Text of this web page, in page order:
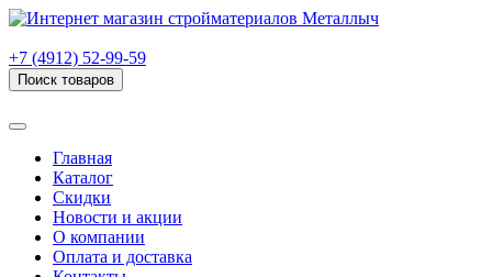
+7 (4912) 52-99-59
Поиск товаров
Главная
Каталог
Скидки
Новости и акции
О компании
Оплата и доставка